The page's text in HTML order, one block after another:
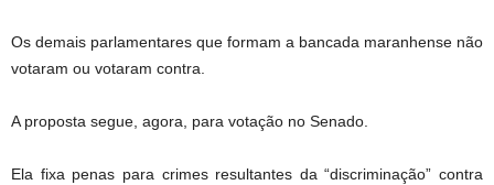
Os demais parlamentares que formam a bancada maranhense não
votaram ou votaram contra.
A proposta segue, agora, para votação no Senado.
Ela fixa penas para crimes resultantes da “discriminação” contra